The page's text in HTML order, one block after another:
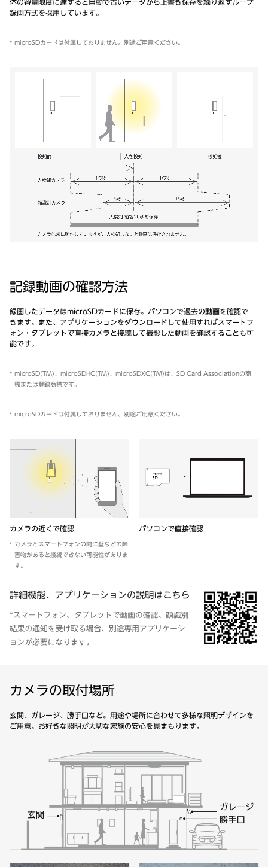
体の容量限度に達すると自動で古いデータから上書き保存を繰り返すループ
録画方式を採用しています。
microSDカードは付属しておりません。別途ご用意ください。
記録動画の確認方法
録画したデータはmicroSDカードに保存。パソコンで過去の動画を確認で
きます。また、アプリケーションをダウンロードして使用すればスマートフ
ォン・タブレットで直接カメラと接続して撮影した動画を確認することも可
能です。
microSD(TM)、microSDHC(TM)、microSDXC(TM)は、SD Card Associationの商
標または登録商標です。
microSDカードは付属しておりません。別途ご用意ください。
カメラの近くで確認
カメラとスマートフォンの間に壁などの障
害物があると接続できない可能性がありま
す。
パソコンで直接確認
カメラの取付場所
玄関、ガレージ、勝手口など。用途や場所に合わせて多様な照明デザインを
ご用意。お好きな照明が大切な家族の安心を見まもります。